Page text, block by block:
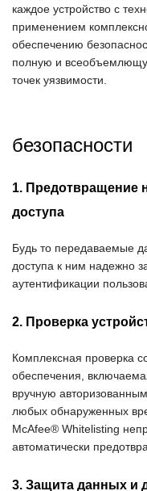
каждое устройство с
применением
обеспечению
полную и
точек уязвимости.
безопасности
1. Предотвращение
доступа
Будь то передаваемые
доступа к ним надежно
аутентификации
2. Проверка
Комплексная проверка
обеспечения,
вручную
любых обнаруженных
McAfee® Whitelisting
автоматически
3. Защита данных и